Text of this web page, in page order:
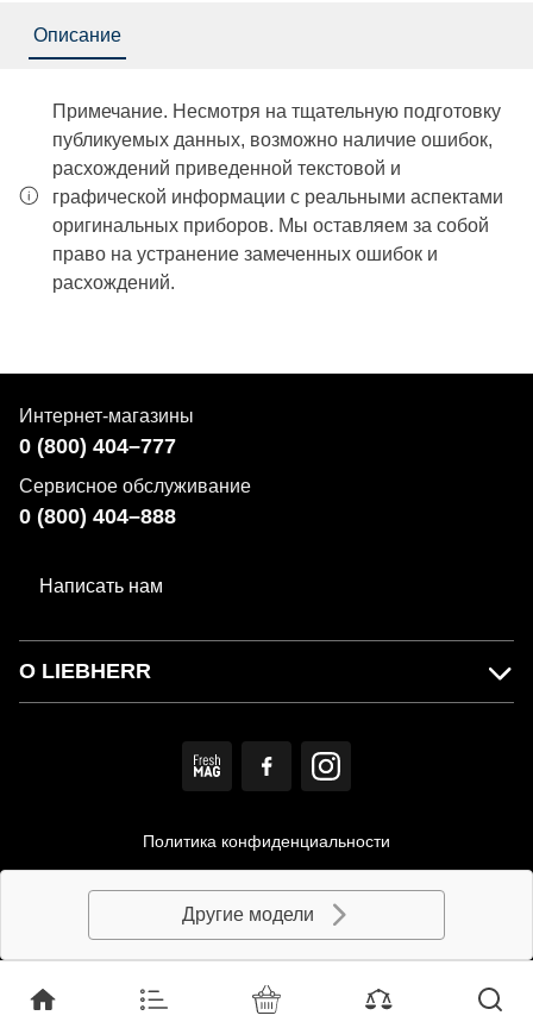
Другие модели
Описание
Примечание. Несмотря на тщательную подготовку
публикуемых данных, возможно наличие ошибок,
расхождений приведенной текстовой и
графической информации с реальными аспектами
оригинальных приборов. Мы оставляем за собой
право на устранение замеченных ошибок и
расхождений.
Интернет-магазины
0 (800) 404–777
Сервисное обслуживание
0 (800) 404–888
Написать нам
О LIEBHERR
© MIRS. Официальный дистрибьютор LIEBHERR в Украине
Политика конфиденциальности